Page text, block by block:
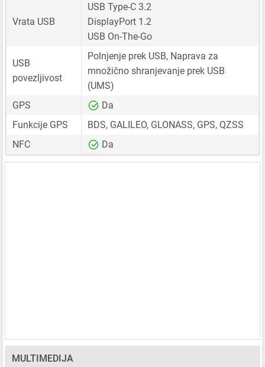
Vrata USB
USB Type-C 3.2
DisplayPort 1.2
USB On-The-Go
USB
povezljivost
Polnjenje prek USB, Naprava za
množično shranjevanje prek USB
(UMS)
GPS
Da
Funkcije GPS
BDS, GALILEO, GLONASS, GPS, QZSS
NFC
Da
MULTIMEDIJA